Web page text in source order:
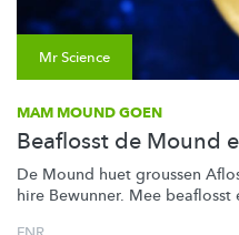
Mr Science
MAM MOUND GOEN
Beaflosst de Mound
De Mound huet groussen
hire Bewunner. Mee beaflosst